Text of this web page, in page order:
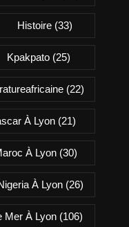
Histoire(33)
Kpakpato(25)
(22)
À Lyon (21)
À Lyon(30)
À Lyon (26)
Mer À Lyon (106)